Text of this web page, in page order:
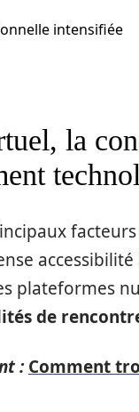
intensifiée
la
plateformes
de
: Comment